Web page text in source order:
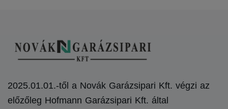
2025.01.01.-től a Novák Garázsipari Kft. végzi az
előzőleg Hofmann Garázsipari Kft. által